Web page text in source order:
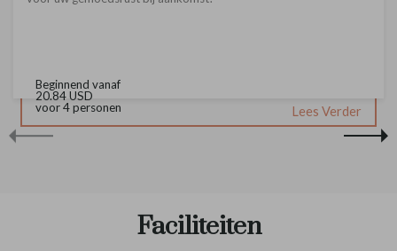
Beginnend vanaf
20.84 USD
voor 4 personen
Lees Verder
Faciliteiten